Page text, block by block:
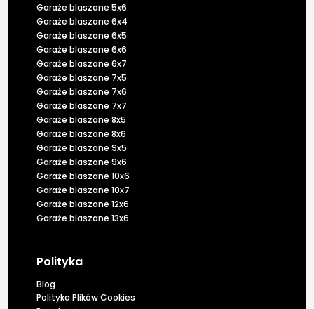
Garaże blaszane 5x6
Garaże blaszane 6x4
Garaże blaszane 6x5
Garaże blaszane 6x6
Garaże blaszane 6x7
Garaże blaszane 7x5
Garaże blaszane 7x6
Garaże blaszane 7x7
Garaże blaszane 8x5
Garaże blaszane 8x6
Garaże blaszane 9x5
Garaże blaszane 9x6
Garaże blaszane 10x6
Garaże blaszane 10x7
Garaże blaszane 12x6
Garaże blaszane 13x6
Polityka
Blog
Polityka Plików Cookies